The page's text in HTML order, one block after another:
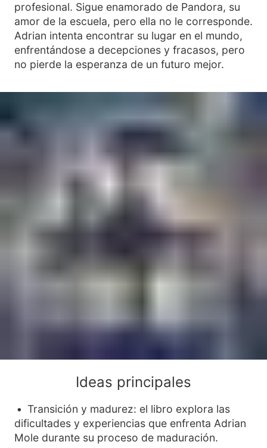
profesional. Sigue enamorado de Pandora, su
amor de la escuela, pero ella no le corresponde.
Adrian intenta encontrar su lugar en el mundo,
enfrentándose a decepciones y fracasos, pero
no pierde la esperanza de un futuro mejor.
Ideas principales
Transición y madurez: el libro explora las
dificultades y experiencias que enfrenta Adrian
Mole durante su proceso de maduración.